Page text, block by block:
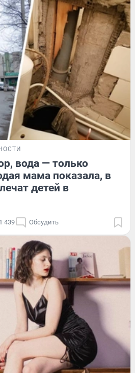
вода — только
мама показала, в
детей в
1 439 Обсудить